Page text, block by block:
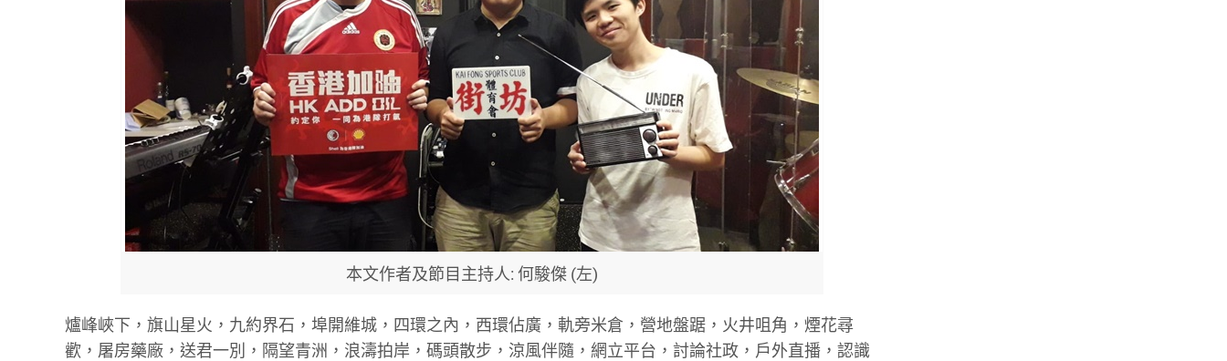
本文作者及節目主持人: 何駿傑 (左)
爐峰峽下，旗山星火，九約界石，埠開維城，四環之內，西環佔廣，軌旁米倉，營地盤踞，火井咀角，煙花尋
歡，屠房藥廠，送君一別，隔望青洲，浪濤拍岸，碼頭散步，涼風伴隨，網立平台，討論社政，戶外直播，認識